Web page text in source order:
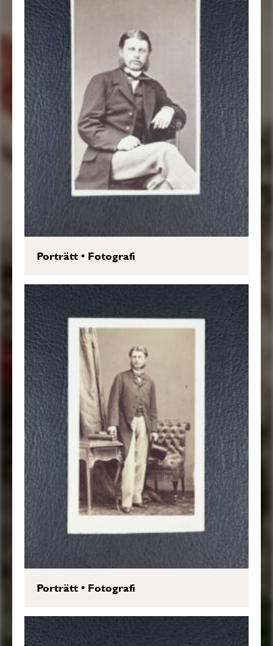
Porträtt• Fotografi
Porträtt• Fotografi